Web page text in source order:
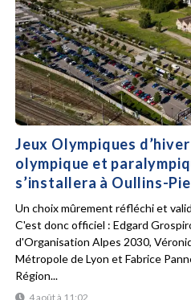
Jeux Olympiques
olympique et
s’installera à Oullins-
4 août à 11:02
Un choix mûrement réfléchi et
C'est donc officiel : Edgard
d'Organisation Alpes 2030,
Métropole de Lyon et Fabrice
Région...